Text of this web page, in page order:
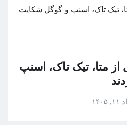
از متا، تیک تاک، اسنپ